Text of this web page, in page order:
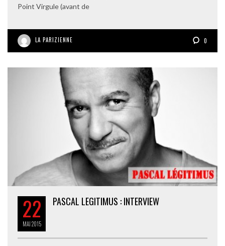
Point Virgule (avant de
LA PARIZIENNE 0
22
MAI2015
PASCAL LEGITIMUS : INTERVIEW